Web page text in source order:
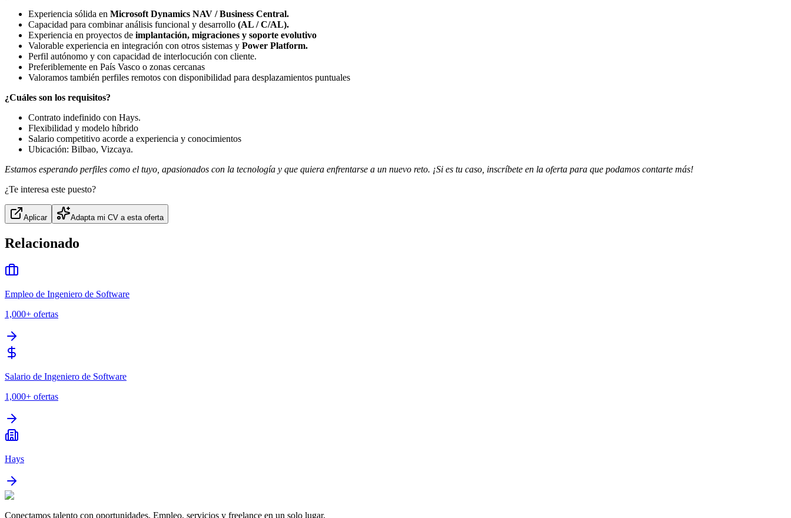
Experiencia sólida en Microsoft Dynamics NAV / Business Central.
Capacidad para combinar análisis funcional y desarrollo (AL / C/AL).
Experiencia en proyectos de implantación, migraciones y soporte evolutivo
Valorable experiencia en integración con otros sistemas y Power Platform.
Perfil autónomo y con capacidad de interlocución con cliente.
Preferiblemente en País Vasco o zonas cercanas
Valoramos también perfiles remotos con disponibilidad para desplazamientos puntuales
¿Cuáles son los requisitos?
Contrato indefinido con Hays.
Flexibilidad y modelo híbrido
Salario competitivo acorde a experiencia y conocimientos
Ubicación: Bilbao, Vizcaya.
Estamos esperando perfiles como el tuyo, apasionados con la tecnología y que quiera enfrentarse a un nuevo reto. ¡Si es tu caso, inscríbete en la oferta para que podamos contarte más!
¿Te interesa este puesto?
Aplicar Adapta mi CV a esta oferta
Relacionado
Empleo de Ingeniero de Software
1,000+ ofertas
Salario de Ingeniero de Software
1,000+ ofertas
Hays
Conectamos talento con oportunidades. Empleo, servicios y freelance en un solo lugar.